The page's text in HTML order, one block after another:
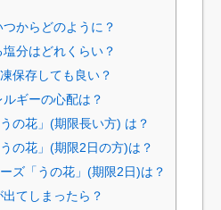
からどのように？
分はどれくらい？
保存しても良い？
ギーの心配は？
の花」(期限長い方) は？
の花」(期限2日の方)は？
ズ「うの花」(期限2日)は？
てしまったら？